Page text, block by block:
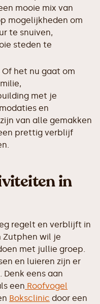
mooie mix van
mogelijkheden om
te snuiven,
steden te
Of het nu gaat om
met je
en
van alle gemakken
prettig verblijf
in
regelt en verblijft in
Zutphen wil je
met jullie groep.
en luieren zijn er
eens aan
een Roofvogel
Boksclinic door een